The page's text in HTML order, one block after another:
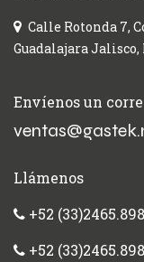
Calle Rotonda 7,
Guadalajara Jalisco,
Envíenos un
Llámenos
+52
+52